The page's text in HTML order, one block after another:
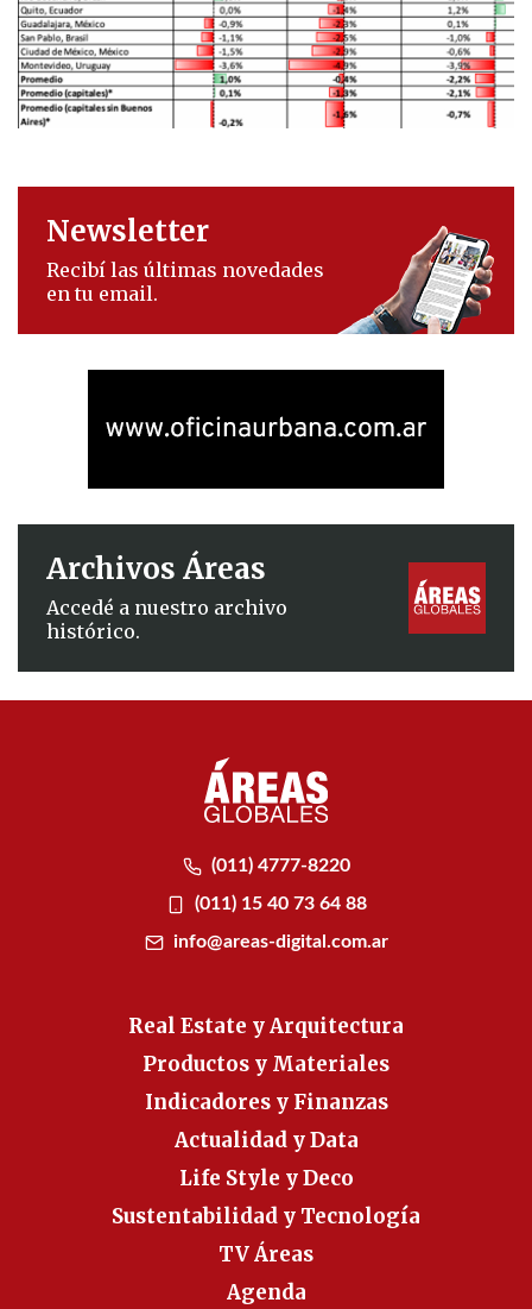
Newsletter
Recibí las últimas novedades
en tu email.
Archivos Áreas
Accedé a nuestro archivo
histórico.
(011) 4777-8220
(011) 15 40 73 64 88
info@areas-digital.com.ar
Real Estate y Arquitectura
Productos y Materiales
Indicadores y Finanzas
Actualidad y Data
Life Style y Deco
Sustentabilidad y Tecnología
TV Áreas
Agenda